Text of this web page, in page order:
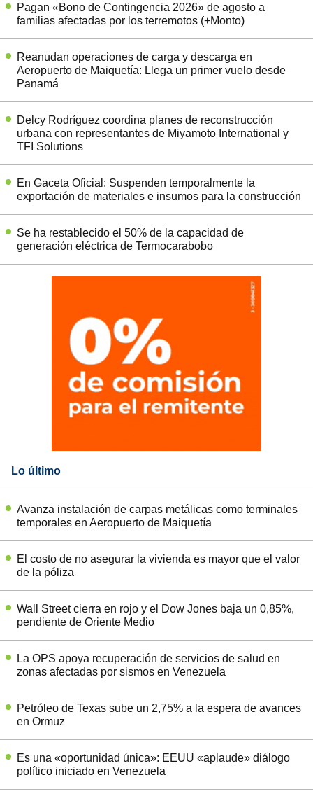
Pagan «Bono de Contingencia 2026» de agosto a
familias afectadas por los terremotos (+Monto)
Reanudan operaciones de carga y descarga en
Aeropuerto de Maiquetía: Llega un primer vuelo desde
Panamá
Delcy Rodríguez coordina planes de reconstrucción
urbana con representantes de Miyamoto International y
TFI Solutions
En Gaceta Oficial: Suspenden temporalmente la
exportación de materiales e insumos para la construcción
Se ha restablecido el 50% de la capacidad de
generación eléctrica de Termocarabobo
Lo último
Avanza instalación de carpas metálicas como terminales
temporales en Aeropuerto de Maiquetía
El costo de no asegurar la vivienda es mayor que el valor
de la póliza
Wall Street cierra en rojo y el Dow Jones baja un 0,85%,
pendiente de Oriente Medio
La OPS apoya recuperación de servicios de salud en
zonas afectadas por sismos en Venezuela
Petróleo de Texas sube un 2,75% a la espera de avances
en Ormuz
Es una «oportunidad única»: EEUU «aplaude» diálogo
político iniciado en Venezuela